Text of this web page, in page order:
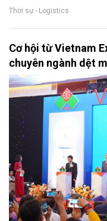
Thời sự - Logistics
Cơ hội từ Vietnam
chuyên ngành dệt